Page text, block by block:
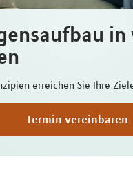
in
erreichen Sie Ihre
Termin vereinbaren